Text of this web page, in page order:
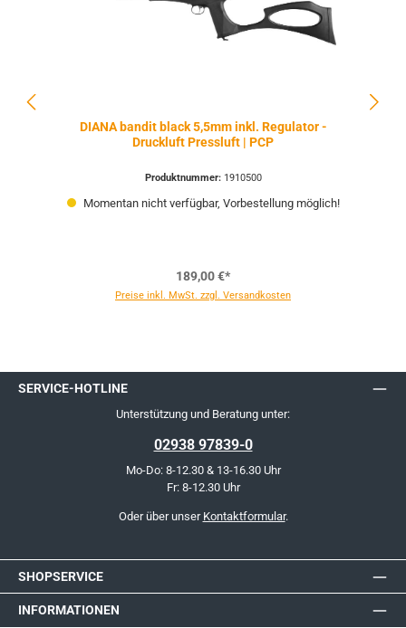
DIANA bandit black 5,5mm inkl. Regulator -
Druckluft Pressluft | PCP
Produktnummer: 1910500
Momentan nicht verfügbar, Vorbestellung möglich!
189,00 €*
Preise inkl. MwSt. zzgl. Versandkosten
SERVICE-HOTLINE
Unterstützung und Beratung unter:
02938 97839-0
Mo-Do: 8-12.30 & 13-16.30 Uhr
Fr: 8-12.30 Uhr
Oder über unser Kontaktformular.
SHOPSERVICE
INFORMATIONEN